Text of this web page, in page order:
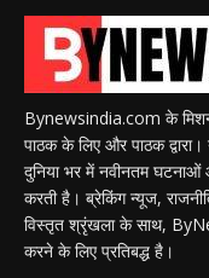
Bynewsindia.com के मिशन
पाठक के लिए और पाठक
दुनिया भर में नवीनतम
करती है। ब्रेकिंग न्यूज,
विस्तृत श्रृंखला के साथ,
करने के लिए प्रतिबद्ध है।